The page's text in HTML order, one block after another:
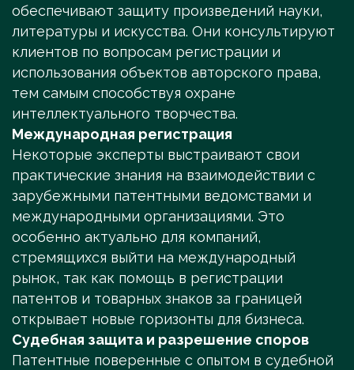
обеспечивают защиту произведений науки,
литературы и искусства. Они консультируют
клиентов по вопросам регистрации и
использования объектов авторского права,
тем самым способствуя охране
интеллектуального творчества.
Международная регистрация
Некоторые эксперты выстраивают свои
практические знания на взаимодействии с
зарубежными патентными ведомствами и
международными организациями. Это
особенно актуально для компаний,
стремящихся выйти на международный
рынок, так как помощь в регистрации
патентов и товарных знаков за границей
открывает новые горизонты для бизнеса.
Судебная защита и разрешение споров
Патентные поверенные с опытом в судебной